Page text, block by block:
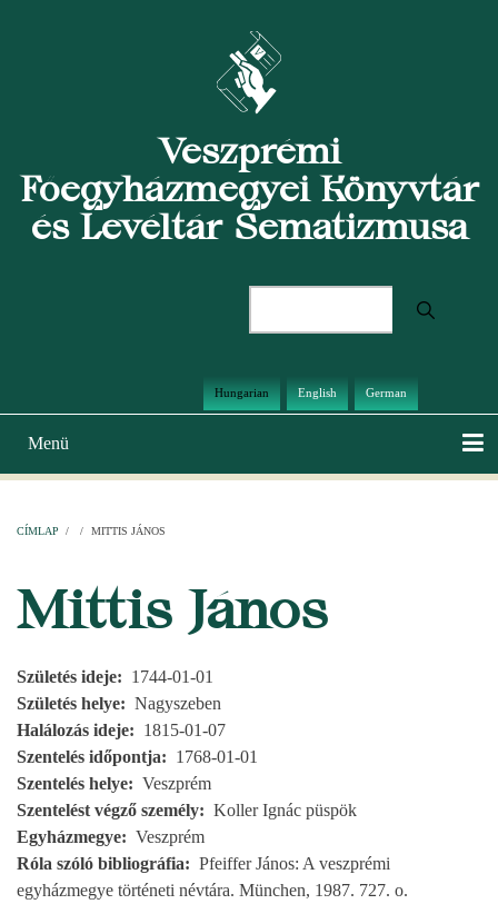
Veszprémi
Főegyházmegyei Könyvtár
és Levéltár Sematizmusa
Hungarian English German
Main
navigation
Menü
CÍMLAP / / MITTIS JÁNOS
Mittis János
Születés ideje
1744-01-01
Születés helye
Nagyszeben
Halálozás ideje
1815-01-07
Szentelés időpontja
1768-01-01
Szentelés helye
Veszprém
Szentelést végző személy
Koller Ignác püspök
Egyházmegye
Veszprém
Róla szóló bibliográfia
Pfeiffer János: A veszprémi
egyházmegye történeti névtára. München, 1987. 727. o.